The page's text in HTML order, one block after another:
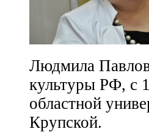
Людмила
культуры РФ, с
областной
Крупской.